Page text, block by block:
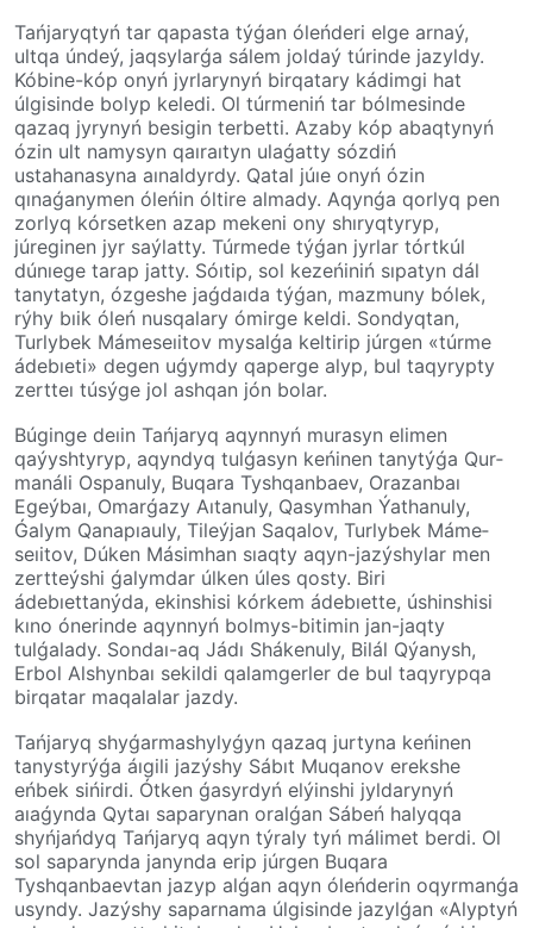
Tańjaryqtyń tar qapasta týǵan óleńderi elge arnaý,
ultqa úndeý, jaqsylarǵa sálem jol­daý túrinde jazyldy.
Kóbine-kóp onyń jyr­la­ry­nyń birqatary kádimgi hat
úlgisinde bolyp keledi. Ol túrmeniń tar ból­me­sinde
qazaq jyrynyń besigin ter­betti. Azaby kóp abaqtynyń
ózin ult namysyn qaıraıtyn ulaǵatty sózdiń
ustahanasyna aınaldyrdy. Qatal júıe onyń ózin
qınaǵanymen óleńin óltire almady. Aqynǵa qorlyq pen
zorlyq kór­set­ken azap mekeni ony shıryqtyryp,
júreginen jyr saýlatty. Túrmede týǵan jyr­lar tórtkúl
dúnıege tarap jatty. Sóıtip, sol keze­ńi­niń sıpatyn dál
tanytatyn, ózgeshe jaǵ­daı­da týǵan, mazmuny bólek,
rýhy bıik óleń nus­qa­lary ómirge keldi. Sondyqtan,
Turlybek Máme­seıitov mysalǵa keltirip júr­gen «túrme
áde­bıeti» degen uǵym­dy qaperge alyp, bul taqy­rypty
zertteı túsýge jol ashqan jón bolar.
Búginge deıin Tańjaryq aqynnyń murasyn elimen
qaýyshtyryp, aqyn­dyq­ tul­ǵa­syn keńi­nen­ tanytýǵa Qur­
manáli Ospanuly, Buqara Tysh­qanbaev, Orazanbaı
Egeýbaı, Omar­ǵa­zy Aıtan­uly, Qasymhan Ýathanuly,
Ǵalym Qana­pıa­uly, Tileýjan Saqalov, Turlybek Máme­
seıit­ov, Dúken Másimhan sıaqty aqyn-jazý­shy­­lar men
zertteýshi ǵalymdar úlken úles qosty. Biri
ádebıettanýda, ekin­shi­si kórkem áde­bıet­te, úshinshisi
kıno ónerinde aqynnyń bol­mys-bitimin jan-jaqty
tulǵalady. Sondaı-aq­ Jádı Shákenuly, Bilál Qýanysh,
Erbol Al­shyn­­baı sekildi qalamgerler de bul taqyrypqa
bir­qa­tar maqalalar jazdy.
Tańjaryq shyǵarmashylyǵyn qazaq jur­ty­na keńinen
tanystyrýǵa áıgili jazýshy Sábıt Muqanov erekshe
eńbek sińirdi. Ótken ǵasyr­dyń­ elýinshi jyldarynyń
aıaǵynda Qytaı saparynan oralǵan Sábeń halyqqa
shyńjańdyq Tańjaryq aqyn týraly tyń málimet berdi. Ol
sol saparynda janynda erip júrgen Buqara
Tyshqanbaevtan jazyp alǵan aqyn óleń­de­rin oqyrmanǵa
usyndy. Jazý­shy saparnama úlgi­sin­de jazylǵan «Alyptyń